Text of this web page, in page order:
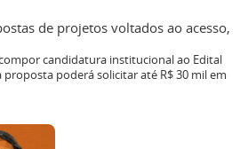
de projetos voltados ao acesso,
candidatura institucional ao Edital
proposta poderá solicitar até R$ 30 mil em